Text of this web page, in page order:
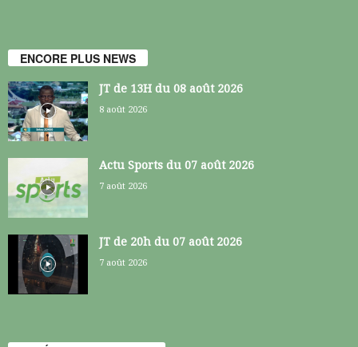
ENCORE PLUS NEWS
JT de 13H du 08 août 2026
8 août 2026
Actu Sports du 07 août 2026
7 août 2026
JT de 20h du 07 août 2026
7 août 2026